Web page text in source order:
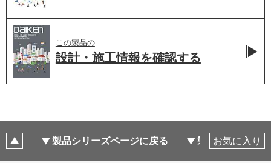
この製品の
設計・施工情報を確認する
製品シリーズページに戻る 製品仕様
お気に入り